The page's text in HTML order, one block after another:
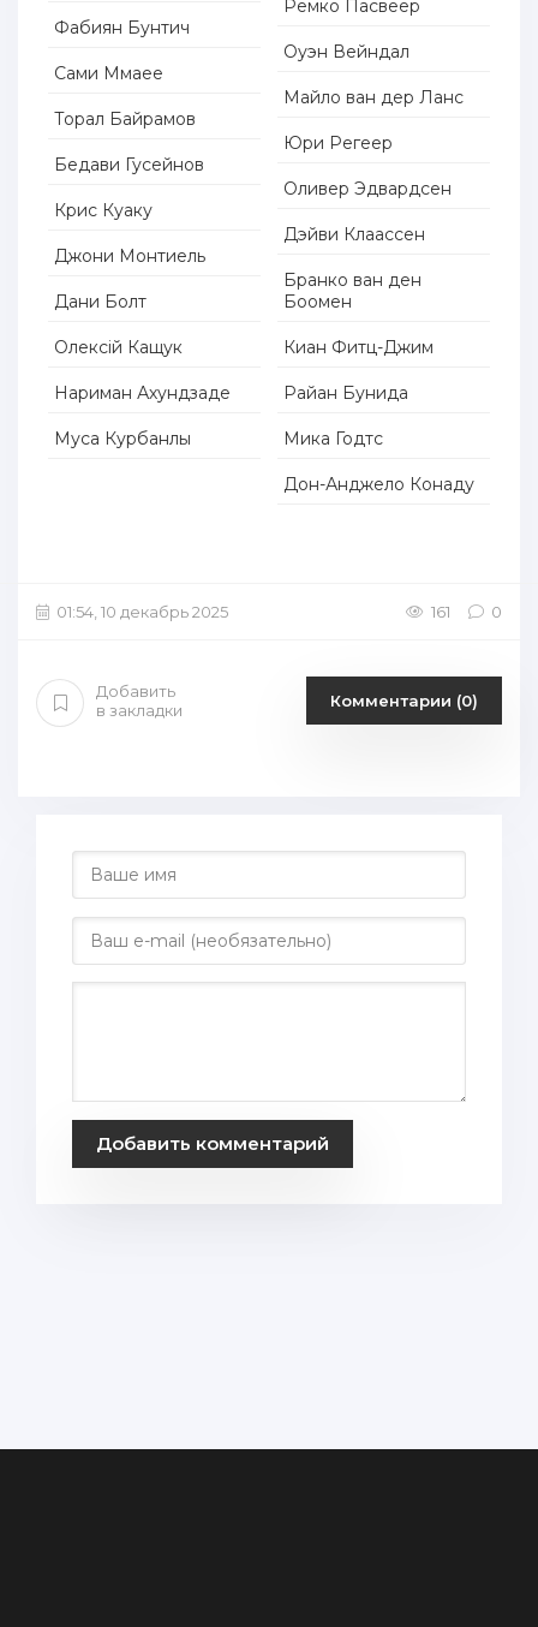
Фабиян Бунтич
Сами Ммаее
Торал Байрамов
Бедави Гусейнов
Крис Куаку
Джони Монтиель
Дани Болт
Олексій Кащук
Нариман Ахундзаде
Муса Курбанлы
Ремко Пасвеер
Оуэн Вейндал
Майло ван дер Ланс
Юри Регеер
Оливер Эдвардсен
Дэйви Клаассен
Бранко ван ден
Боомен
Киан Фитц-Джим
Райан Бунида
Мика Годтс
Дон-Анджело Конаду
01:54, 10 декабрь 2025 161 0
Добавить
в закладки
Комментарии (0)
Добавить комментарий